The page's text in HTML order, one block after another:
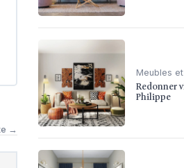
→
Meubles
Redonner
Philippe